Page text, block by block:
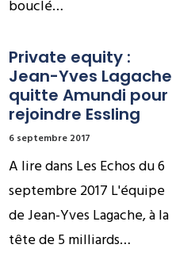
bouclé…
Private equity :
Jean-Yves Lagache
quitte Amundi pour
rejoindre Essling
6 septembre 2017
A lire dans Les Echos du 6
septembre 2017 L'équipe
de Jean-Yves Lagache, à la
tête de 5 milliards…